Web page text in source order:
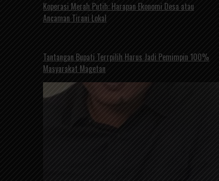
Koperasi Merah Putih: Harapan Ekonomi Desa atau
Ancaman Tirani Lokal
Tantangan Bupati Terrpilih Harus Jadi Pemimpin 100%
Masyarakat Magetan